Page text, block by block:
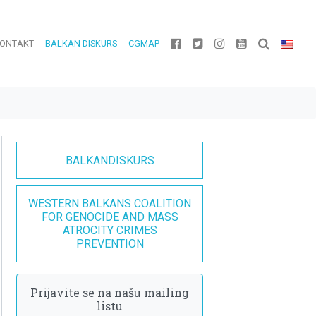
BALKAN DISKURS CGMAP
BALKANDISKURS
WESTERN BALKANS COALITION
FOR GENOCIDE AND MASS
ATROCITY CRIMES
PREVENTION
Prijavite se na našu mailing
listu